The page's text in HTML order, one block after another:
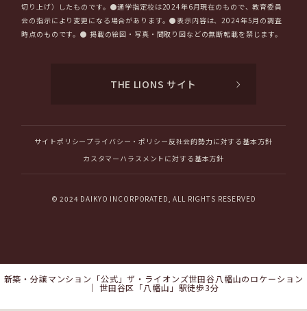
新築・分譲マンション「公式」ザ・ライオンズ世田谷八幡山のロケーション
｜ 世田谷区「八幡山」駅徒歩3分
切り上げ）したものです。●通学指定校は2024年6月現在のもので、教育委員
会の指示により変更になる場合があります。●表示内容は、2024年5月の調査
時点のものです。● 掲載の絵図・写真・間取り図などの無断転載を禁じます。
THE LIONS サイト
サイトポリシー プライバシー・ポリシー 反社会的勢力に対する基本方針
カスタマーハラスメントに対する基本方針
© 2024 DAIKYO INCORPORATED, ALL RIGHTS RESERVED